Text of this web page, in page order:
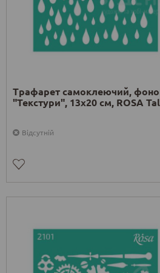
Трафарет самоклеючий,
"Текстури", 13x20 см, ROSA
Відсутній